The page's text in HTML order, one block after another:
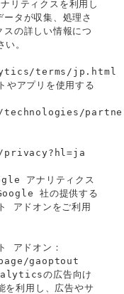
ティクスを利用し
タが収集、処理さ
の詳しい情報につ
。
terms/jp.html
アプリを使用する
アナリティクス
社の提供する
アドオンをご利用
アドオン：
gaoptout
の広告向け
を利用し、広告やサ